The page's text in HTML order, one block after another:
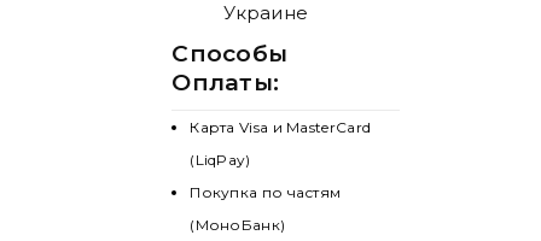
Украине
Способы
Оплаты:
Карта Visa и MasterCard
(LiqPay)
Покупка по частям
(МоноБанк)